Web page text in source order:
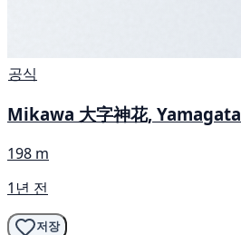
공식
Mikawa 大字神花, Yamagata
198 m
1년 전
저장